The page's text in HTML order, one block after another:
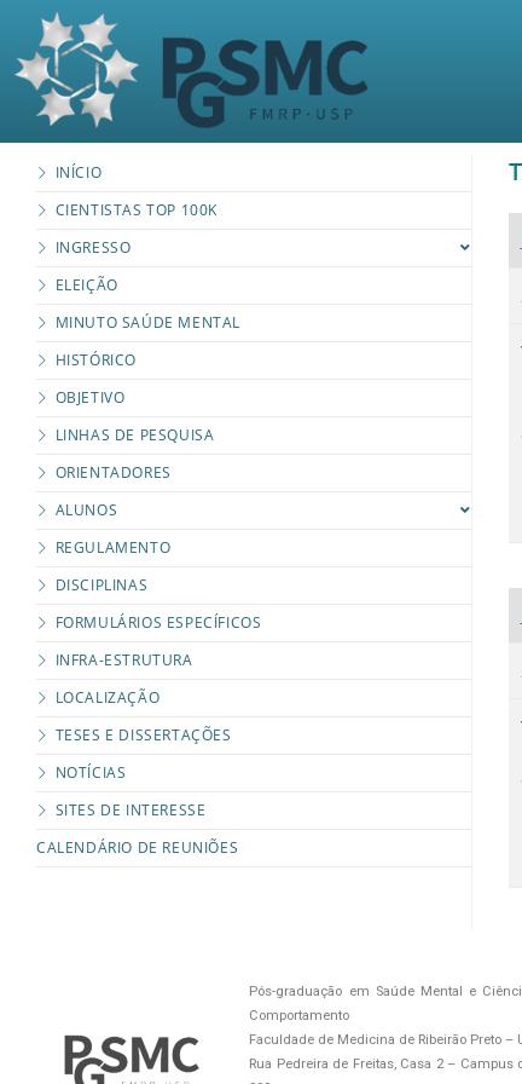
INÍCIO
CIENTISTAS TOP 100K
INGRESSO
ELEIÇÃO
MINUTO SAÚDE MENTAL
HISTÓRICO
OBJETIVO
LINHAS DE PESQUISA
ORIENTADORES
ALUNOS
REGULAMENTO
DISCIPLINAS
FORMULÁRIOS ESPECÍFICOS
INFRA-ESTRUTURA
LOCALIZAÇÃO
TESES E DISSERTAÇÕES
NOTÍCIAS
SITES DE INTERESSE
CALENDÁRIO DE REUNIÕES
Pós-graduação em Saúde Mental e
Comportamento
Faculdade de Medicina de Ribeirão Preto –
Rua Pedreira de Freitas, Casa 2 – Campus